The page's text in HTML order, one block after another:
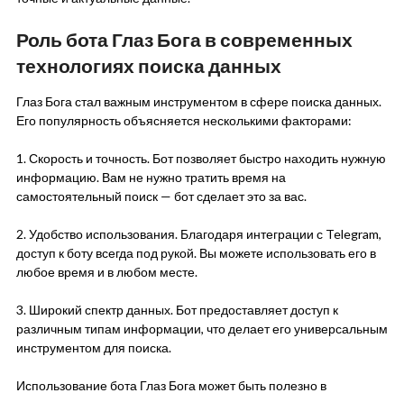
Роль бота Глаз Бога в современных
технологиях поиска данных
Глаз Бога стал важным инструментом в сфере поиска данных.
Его популярность объясняется несколькими факторами:
1. Скорость и точность. Бот позволяет быстро находить нужную
информацию. Вам не нужно тратить время на
самостоятельный поиск — бот сделает это за вас.
2. Удобство использования. Благодаря интеграции с Telegram,
доступ к боту всегда под рукой. Вы можете использовать его в
любое время и в любом месте.
3. Широкий спектр данных. Бот предоставляет доступ к
различным типам информации, что делает его универсальным
инструментом для поиска.
Использование бота Глаз Бога может быть полезно в